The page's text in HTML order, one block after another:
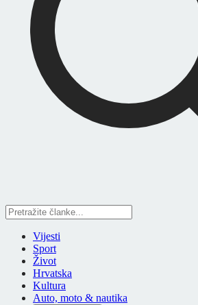
Vijesti
Sport
Život
Hrvatska
Kultura
Auto, moto & nautika